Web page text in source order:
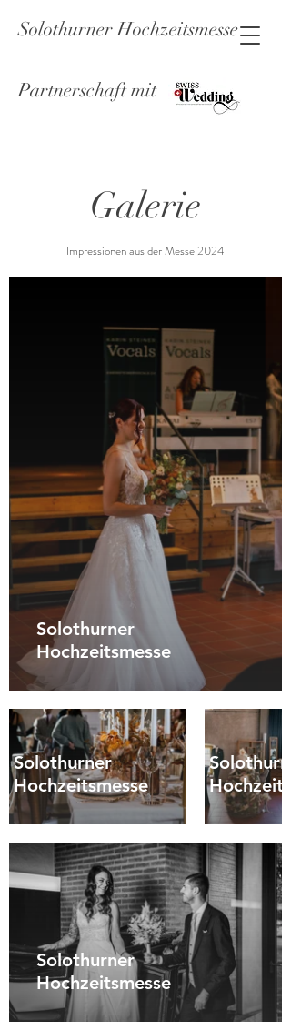
Solothurner Hochzeitsmesse
Partnerschaft mit
Galerie
Impressionen aus der Messe 2024
Solothurner
Hochzeitsmesse
Solothurner
Hochzeitsmesse
Solothurner
Hochzeitsmesse